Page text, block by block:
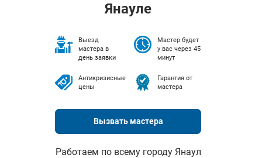
Янауле
Выезд
мастера в
день заявки
Мастер будет
у вас через 45
минут
Антикризисные
цены
Гарантия от
мастера
Вызвать мастера
Работаем по всему городу Янаул